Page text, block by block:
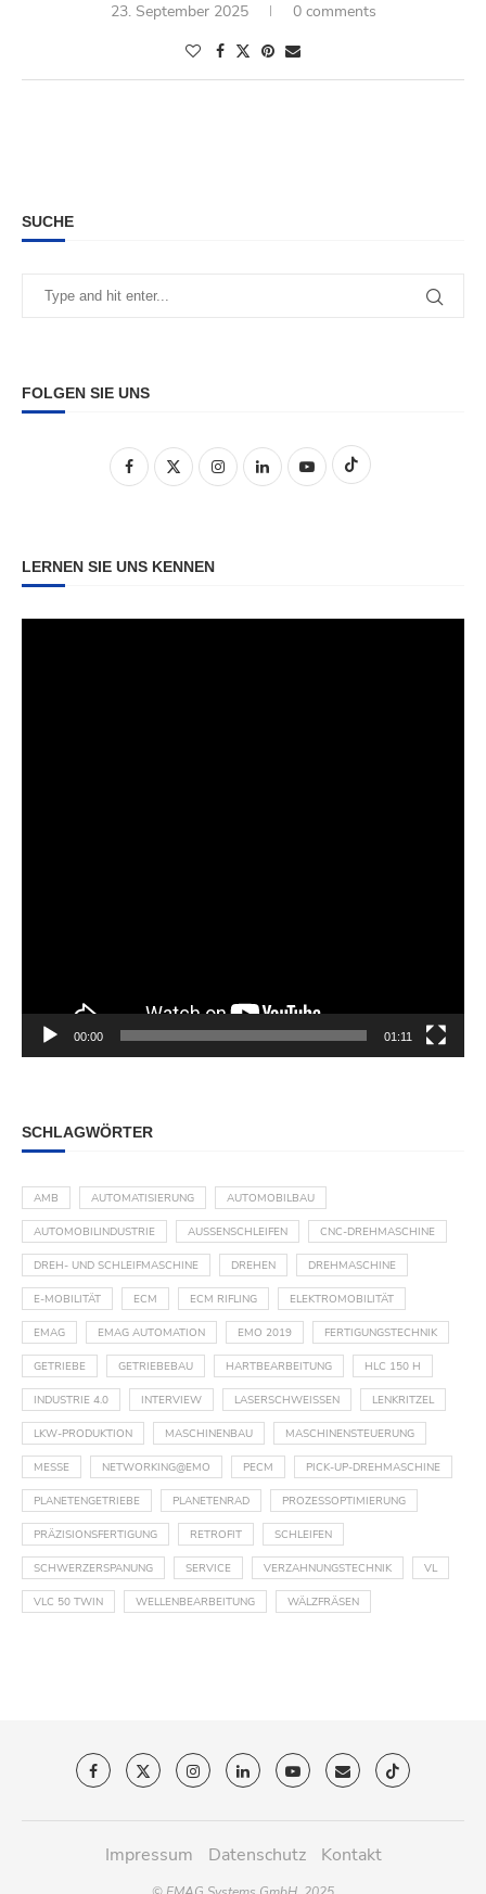
23. September 2025 0 comments
SUCHE
FOLGEN SIE UNS
LERNEN SIE UNS KENNEN
00:00 01:11
SCHLAGWÖRTER
AMB AUTOMATISIERUNG AUTOMOBILBAU
AUTOMOBILINDUSTRIE AUSSENSCHLEIFEN CNC-DREHMASCHINE
DREH- UND SCHLEIFMASCHINE DREHEN DREHMASCHINE
E-MOBILITÄT ECM ECM RIFLING ELEKTROMOBILITÄT
EMAG EMAG AUTOMATION EMO 2019 FERTIGUNGSTECHNIK
GETRIEBE GETRIEBEBAU HARTBEARBEITUNG HLC 150 H
INDUSTRIE 4.0 INTERVIEW LASERSCHWEISSEN LENKRITZEL
LKW-PRODUKTION MASCHINENBAU MASCHINENSTEUERUNG
MESSE NETWORKING@EMO PECM PICK-UP-DREHMASCHINE
PLANETENGETRIEBE PLANETENRAD PROZESSOPTIMIERUNG
PRÄZISIONSFERTIGUNG RETROFIT SCHLEIFEN
SCHWERZERSPANUNG SERVICE VERZAHNUNGSTECHNIK VL
VLC 50 TWIN WELLENBEARBEITUNG WÄLZFRÄSEN
Impressum Datenschutz Kontakt